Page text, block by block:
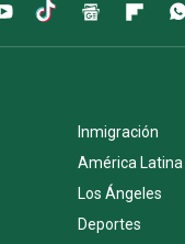
Inmigración
América Latina
Los Ángeles
Deportes